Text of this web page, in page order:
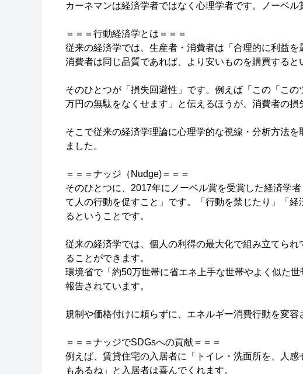
カーネマンは経済学者ではなく心理学者です。ノーベ
＝＝＝行動経済学とは＝＝＝
従来の経済学では、生産者・消費者は「合理的に利益
消費者は同じ品質であれば、より安いものを購買する
そのひとつが「損失回避性」です。例えば「この「こ
万円の無駄をなくせます」と伝えるほうが、消費者の
そこで従来の経済学理論に心理学的な視線・分析方法
ました。
＝＝＝ナッジ（Nudge)＝＝＝
そのひとつに、2017年にノーベル賞を受賞した経済学
て人の行動を促すこと」です。「行動を禁じたり」「
るということです。
従来の経済学では、個人の利得の最大化で組み立てら
ることができます。
環境省で「約50万世帯に省エネ上手な世帯やよく似た
報告されています。
規制や価格付けに頼らずに、エネルギー消費行動を変容
＝＝＝ナッジでSDGsへの貢献＝＝＝
例えば、賃貸住宅の入居者に「トイレ・洗面所を、人
もあるね」と入居者は喜んでくれます。